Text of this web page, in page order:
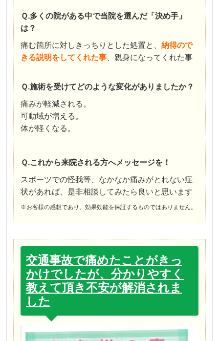
Ｑ.多くの院がある中で当院を選んだ「決め手」
は？
痛む箇所に対しきっちりとした処置と、納得ので
きる説明をしてくれた事 、親身になってくれた事
Ｑ.施術を受けてどのような変化がありましたか？
痛みが軽減される。
可動域が増える。
体が軽くなる。
Ｑ.これから来院される方へメッセージを！
スポーツでの怪我等、なかなか痛みがとれない症
状があれば、是非相談してみたら良いと思います
※お客様の感想であり、効果効能を保証するものではありません。
交通事故で痛めたことがきっ
かけでしたが、分かりやすく
教えて頂き不安が解消されま
した